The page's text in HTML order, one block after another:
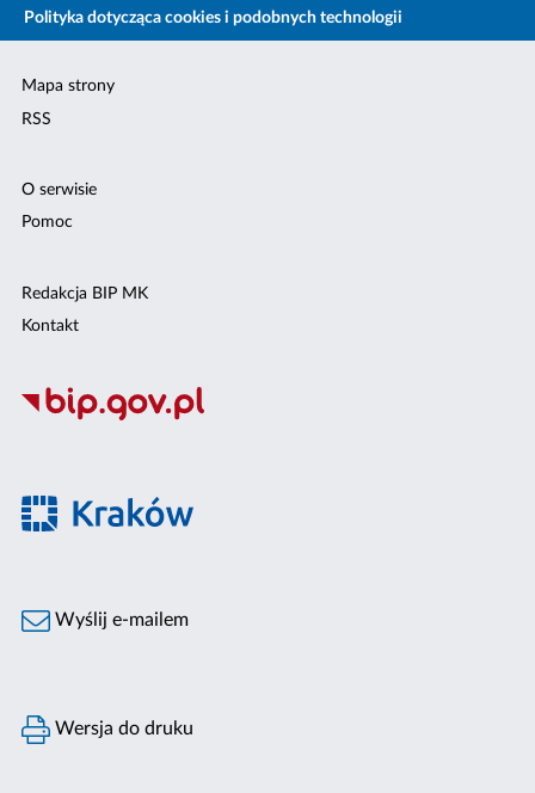
Polityka dotycząca cookies i podobnych technologii
Mapa strony
RSS
O serwisie
Pomoc
Redakcja BIP MK
Kontakt
Wyślij e-mailem
Wersja do druku